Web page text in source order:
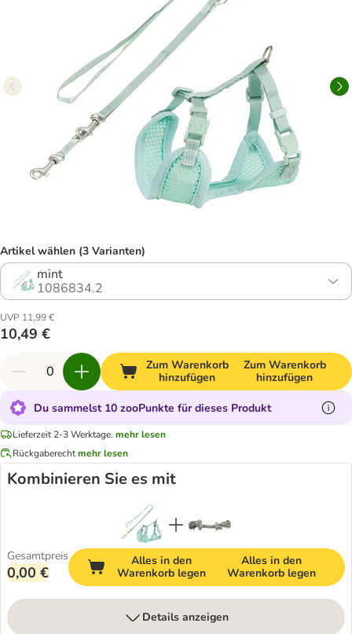
Artikel wählen (3 Varianten)
mint
1086834.2
UVP 11,99 €
10,49 €
Zum Warenkorb
hinzufügen
Zum Warenkorb
hinzufügen
Du sammelst 10 zooPunkte für dieses Produkt
Lieferzeit 2-3 Werktage. mehr lesen
Rückgaberechtmehr lesen
Kombinieren Sie es mit
Gesamtpreis
0,00 €
Alles in den
Warenkorb legen
Alles in den
Warenkorb legen
Details anzeigen